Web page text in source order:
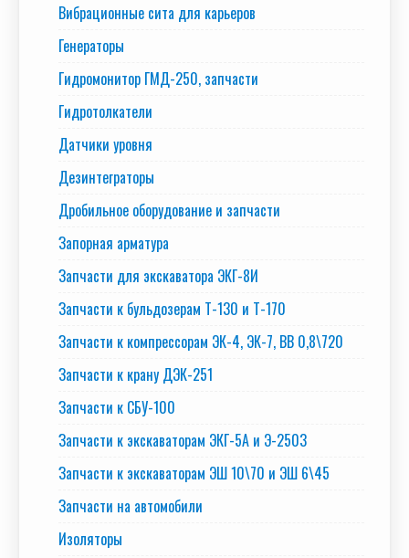
Вибрационные сита для карьеров
Генераторы
Гидромонитор ГМД-250, запчасти
Гидротолкатели
Датчики уровня
Дезинтеграторы
Дробильное оборудование и запчасти
Запорная арматура
Запчасти для экскаватора ЭКГ-8И
Запчасти к бульдозерам Т-130 и Т-170
Запчасти к компрессорам ЭК-4, ЭК-7, ВВ 0,8\720
Запчасти к крану ДЭК-251
Запчасти к СБУ-100
Запчасти к экскаваторам ЭКГ-5А и Э-2503
Запчасти к экскаваторам ЭШ 10\70 и ЭШ 6\45
Запчасти на автомобили
Изоляторы